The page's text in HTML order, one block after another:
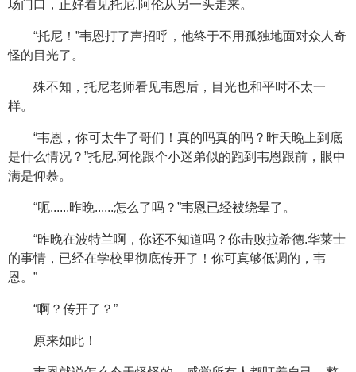
场门口，正好看见托尼.阿伦从另一头走来。
“托尼！”韦恩打了声招呼，他终于不用孤独地面对众人奇
怪的目光了。
殊不知，托尼老师看见韦恩后，目光也和平时不太一
样。
“韦恩，你可太牛了哥们！真的吗真的吗？昨天晚上到底
是什么情况？”托尼.阿伦跟个小迷弟似的跑到韦恩跟前，眼中
满是仰慕。
“呃......昨晚......怎么了吗？”韦恩已经被绕晕了。
“昨晚在波特兰啊，你还不知道吗？你击败拉希德.华莱士
的事情，已经在学校里彻底传开了！你可真够低调的，韦
恩。”
“啊？传开了？”
原来如此！